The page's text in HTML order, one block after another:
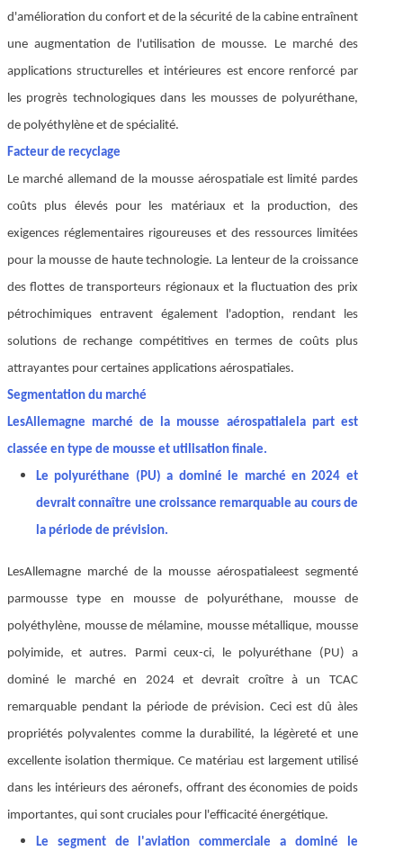
d'amélioration du confort et de la sécurité de la cabine entraînent
une augmentation de l'utilisation de mousse. Le marché des
applications structurelles et intérieures est encore renforcé par
les progrès technologiques dans les mousses de polyuréthane,
de polyéthylène et de spécialité.
Facteur de recyclage
Le marché allemand de la mousse aérospatiale est limité pardes
coûts plus élevés pour les matériaux et la production, des
exigences réglementaires rigoureuses et des ressources limitées
pour la mousse de haute technologie. La lenteur de la croissance
des flottes de transporteurs régionaux et la fluctuation des prix
pétrochimiques entravent également l'adoption, rendant les
solutions de rechange compétitives en termes de coûts plus
attrayantes pour certaines applications aérospatiales.
Segmentation du marché
LesAllemagne marché de la mousse aérospatiale la part est
classée en type de mousse et utilisation finale.
Le polyuréthane (PU) a dominé le marché en 2024 et
devrait connaître une croissance remarquable au cours de
la période de prévision.
LesAllemagne marché de la mousse aérospatialeest segmenté
parmousse type en mousse de polyuréthane, mousse de
polyéthylène, mousse de mélamine, mousse métallique, mousse
polyimide, et autres. Parmi ceux-ci, le polyuréthane (PU) a
dominé le marché en 2024 et devrait croître à un TCAC
remarquable pendant la période de prévision. Ceci est dû àles
propriétés polyvalentes comme la durabilité, la légèreté et une
excellente isolation thermique. Ce matériau est largement utilisé
dans les intérieurs des aéronefs, offrant des économies de poids
importantes, qui sont cruciales pour l'efficacité énergétique.
Le segment de l'aviation commerciale a dominé le